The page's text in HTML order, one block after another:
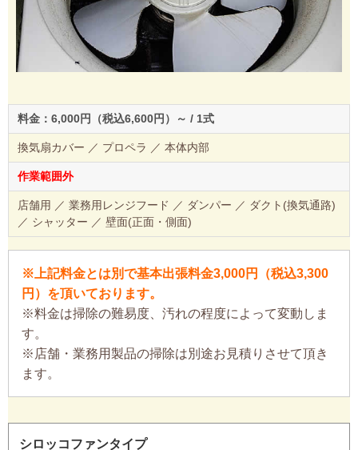
料金：6,000円（税込6,600円）～ / 1式
換気扇カバー ／ プロペラ ／ 本体内部
作業範囲外
店舗用 ／ 業務用レンジフード ／ ダンパー ／ ダクト(換気通路)
／ シャッター ／ 壁面(正面・側面)
※上記料金とは別で基本出張料金3,000円（税込3,300
円）を頂いております。
※料金は掃除の難易度、汚れの程度によって変動しま
す。
※店舗・業務用製品の掃除は別途お見積りさせて頂き
ます。
シロッコファンタイプ